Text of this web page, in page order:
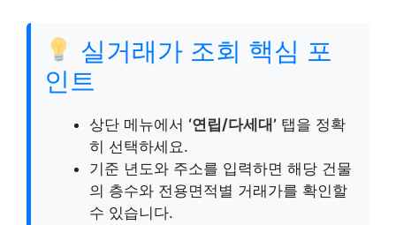
실거래가 조회 핵심 포
인트
상단 메뉴에서 ‘연립/다세대’ 탭을 정확
히 선택하세요.
기준 년도와 주소를 입력하면 해당 건물
의 층수와 전용면적별 거래가를 확인할
수 있습니다.